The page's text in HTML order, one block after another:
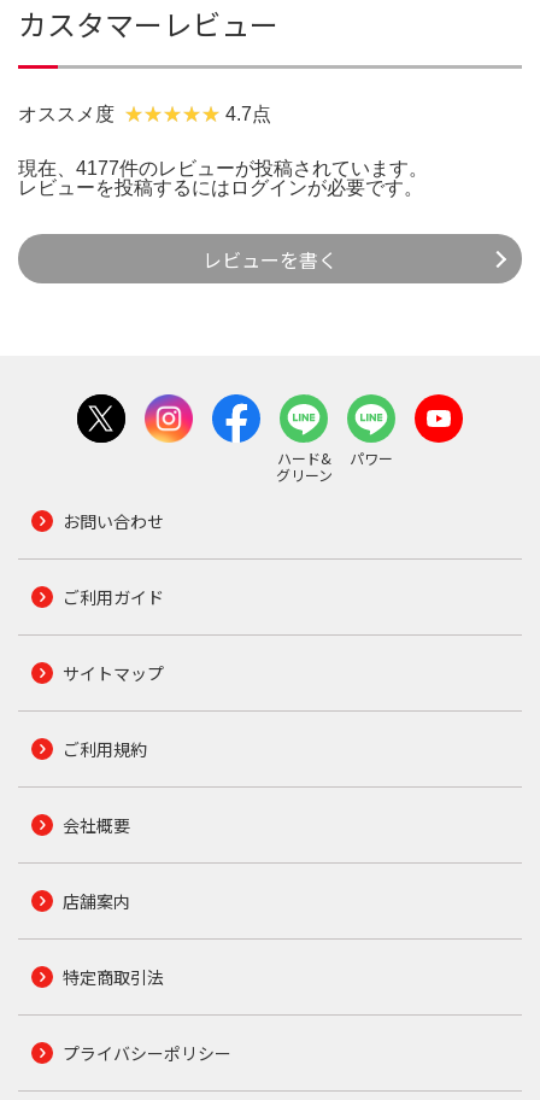
カスタマーレビュー
オススメ度 4.7点
現在、4177件のレビューが投稿されています。
レビューを投稿するには ログインが必要です。
レビューを書く
ハード&
グリーン
パワー
お問い合わせ
ご利用ガイド
サイトマップ
ご利用規約
会社概要
店舗案内
特定商取引法
プライバシーポリシー